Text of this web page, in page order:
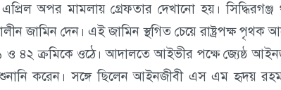
অপর মামলায় গ্রেফতার দেখানো হয়।
জামিন দেন। এই জামিন স্থগিত চেয়ে রাষ্ট্রপক্ষ পৃথক
ও ৪২ ক্রমিকে ওঠে। আদালতে আইভীর পক্ষে জ্যেষ্ঠ
করেন। সঙ্গে ছিলেন আইনজীবী এস এম হৃদয়